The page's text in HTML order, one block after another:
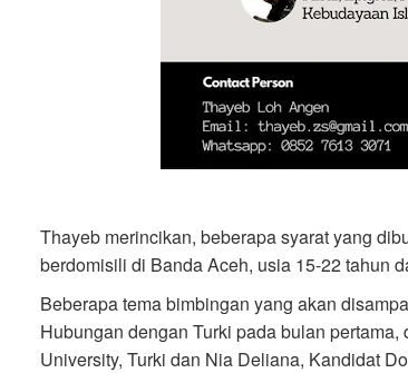
Thayeb merincikan, beberapa syarat yang
berdomisili di Banda Aceh, usia 15-22 tahun
Beberapa tema bimbingan yang akan
Hubungan dengan Turki pada bulan
University, Turki dan Nia Deliana, Kandidat